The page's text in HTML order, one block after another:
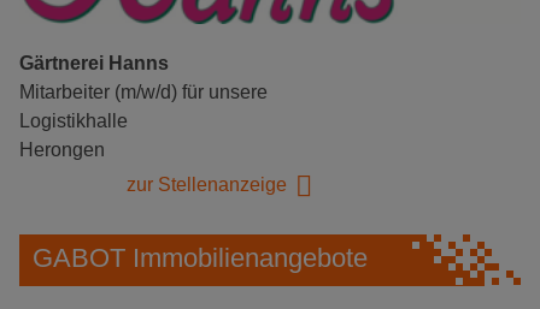
Gärtnerei Hanns
Mitarbeiter (m/w/d) für unsere
Logistikhalle
Herongen
zur Stellenanzeige
GABOT Immobilienangebote